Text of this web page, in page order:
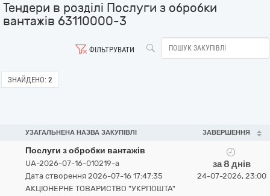
Тендери в розділі Послуги з обробки
вантажів 63110000-3
ФІЛЬТРУВАТИ
ЗНАЙДЕНО: 2
УЗАГАЛЬНЕНА НАЗВА ЗАКУПІВЛІ ЗАВЕРШЕННЯ
Послуги з обробки вантажів
UA-2026-07-16-010219-a
Дата створення 2026-07-16 17:47:35
АКЦІОНЕРНЕ ТОВАРИСТВО "УКРПОШТА"
за 8 днів
24-07-2026, 23:00